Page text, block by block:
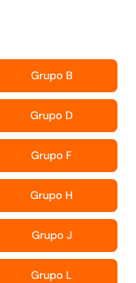
Grupo B
Grupo D
Grupo F
Grupo H
Grupo J
Grupo L